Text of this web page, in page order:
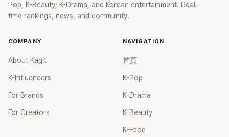
Pop, K-Beauty, K-Drama, and Korean entertainment. Real-
time rankings, news, and community.
COMPANY
About Kagit
K-Influencers
For Brands
For Creators
NAVIGATION
首頁
K-Pop
K-Drama
K-Beauty
K-Food